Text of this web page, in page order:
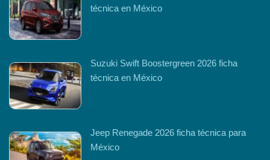
técnica en México
Suzuki Swift Boostergreen 2026 ficha
técnica en México
Jeep Renegade 2026 ficha técnica para
México